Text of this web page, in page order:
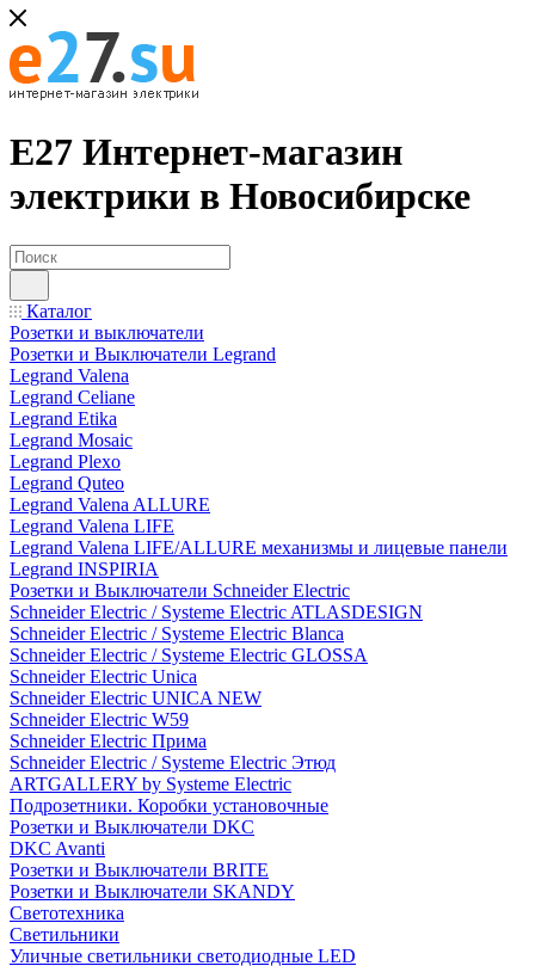
Е27 Интернет-магазин
электрики в Новосибирске
Каталог
Розетки и выключатели
Розетки и Выключатели Legrand
Legrand Valena
Legrand Celiane
Legrand Etika
Legrand Mosaic
Legrand Plexo
Legrand Quteo
Legrand Valena ALLURE
Legrand Valena LIFE
Legrand Valena LIFE/ALLURE механизмы и лицевые панели
Legrand INSPIRIA
Розетки и Выключатели Schneider Electric
Schneider Electric / Systeme Electric ATLASDESIGN
Schneider Electric / Systeme Electric Blanca
Schneider Electric / Systeme Electric GLOSSA
Schneider Electric Unica
Schneider Electric UNICA NEW
Schneider Electric W59
Schneider Electric Прима
Schneider Electric / Systeme Electric Этюд
ARTGALLERY by Systeme Electric
Подрозетники. Коробки установочные
Розетки и Выключатели DKC
DKC Avanti
Розетки и Выключатели BRITE
Розетки и Выключатели SKANDY
Светотехника
Светильники
Уличные светильники светодиодные LED